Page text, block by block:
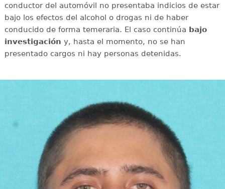
conductor del automóvil no presentaba indicios de estar
bajo los efectos del alcohol o drogas ni de haber
conducido de forma temeraria. El caso continúa bajo
investigación y, hasta el momento, no se han
presentado cargos ni hay personas detenidas.